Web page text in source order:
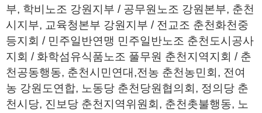
부, 학비노조 강원지부 / 공무원노조 강원본부, 춘천
시지부, 교육청본부 강원지부 / 전교조 춘천화천중
등지회 / 민주일반연맹 민주일반노조 춘천도시공사
지회 / 화학섬유식품노조 풀무원 춘천지역지회 / 춘
천공동행동, 춘천시민연대,전농 춘천농민회, 전여
농 강원도연합, 노동당 춘천당원협의회, 정의당 춘
천시당, 진보당 춘천지역위원회, 춘천촛불행동, 노